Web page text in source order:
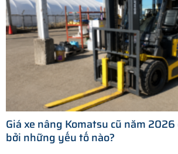
Giá xe nâng Komatsu cũ năm
bởi những yếu tố nào?